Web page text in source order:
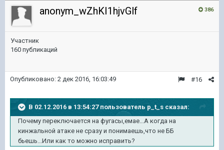
386
anonym_wZhKI1hjvGlf
Участник
160 публикаций
#16
Опубликовано: 2 дек 2016, 16:03:49
В 02.12.2016 в 13:54:27 пользователь p_t_s сказал:
Почему переключается на фугасы,емае...А когда на
кинжальной атаке не сразу и понимаешь,что не ББ
бьешь...Или как то можно исправить?